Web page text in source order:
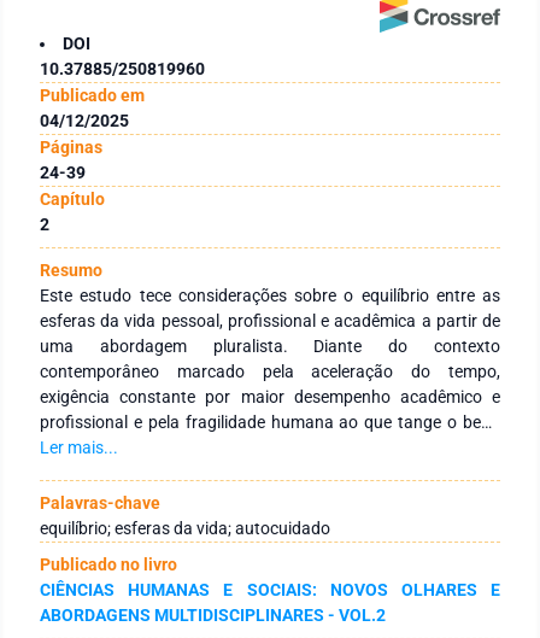
DOI
10.37885/250819960
Publicado em
04/12/2025
Páginas
24-39
Capítulo
2
Resumo
Este estudo tece considerações sobre o equilíbrio entre as
esferas da vida pessoal, profissional e acadêmica a partir de
uma abordagem pluralista. Diante do contexto
contemporâneo marcado pela aceleração do tempo,
exigência constante por maior desempenho acadêmico e
profissional e pela fragilidade humana ao que tange o bem-
estar, a condição de desequilíbrio torna-se recorrente e,
reflexões quanto aos impactos da sobrecarga e da exaustão
atreladas às esferas mencionadas. Metodologicamente, o
presente estudo se enquadra como teórico-narrativo. Como
resultado, entende-se que o equilíbrio é uma construção
processual e, muitas vezes, influenciada pelo coletivo, que
exige escuta, políticas públicas, acolhimento institucional e
Ler mais...
Palavras-chave
equilíbrio; esferas da vida; autocuidado
Publicado no livro
CIÊNCIAS HUMANAS E SOCIAIS: NOVOS OLHARES E
ABORDAGENS MULTIDISCIPLINARES - VOL.2